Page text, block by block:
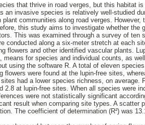
that thrive in road verges, but this habitat
an invasive species is relatively well-studied
communities along road verges.
this study aims to investigate whether the
This was examined through a survey of ten
conducted along a six-meter stretch at each
flowers and other identified vascular plants.
means for species and individual counts, as
using the software R. A total of eleven
were found at the lupin-free sites,
had a lower species richness, on average.
at lupin-free sites. When all species were
were not statistically significant
result when comparing site types. A scatter
The coefficient of determination (R²) was